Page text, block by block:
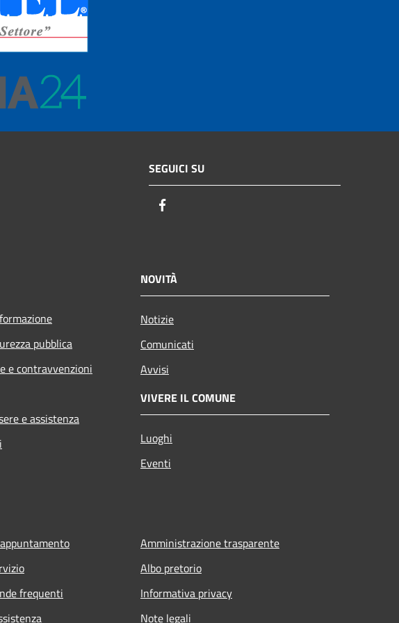
SEGUICI SU
pubblica
e contravvenzioni
e assistenza
NOVITÀ
Notizie
Comunicati
Avvisi
VIVERE IL COMUNE
Luoghi
Eventi
frequenti
Amministrazione trasparente
Albo pretorio
Informativa privacy
Note legali